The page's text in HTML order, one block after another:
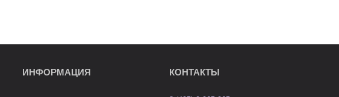
ИНФОРМАЦИЯ КОНТАКТЫ